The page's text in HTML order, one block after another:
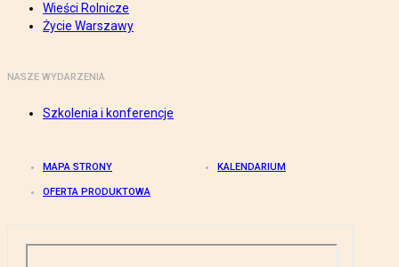
Wieści Rolnicze
Życie Warszawy
NASZE WYDARZENIA
Szkolenia i konferencje
MAPA STRONY KALENDARIUM
OFERTA PRODUKTOWA